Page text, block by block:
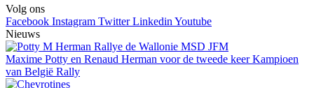
Volg ons
Facebook Instagram Twitter Linkedin Youtube
Nieuws
Maxime Potty en Renaud Herman voor de tweede keer Kampioen
van België Rally